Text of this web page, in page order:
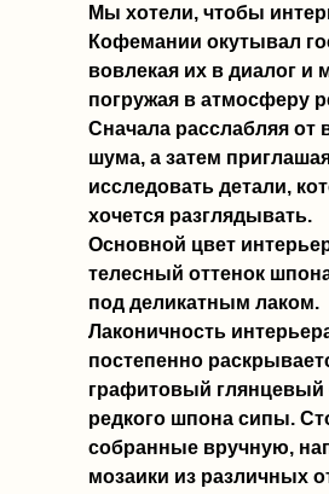
Мы хотели, чтобы
Кофемании окутывал
вовлекая их в диалог и
погружая в атмосферу
Сначала расслабляя от
шума, а затем
исследовать детали,
хочется разглядывать.
Основной цвет
телесный оттенок
под деликатным лаком.
Лаконичность
постепенно
графитовый глянцевый
редкого шпона сипы.
собранные вручную,
мозаики из различных